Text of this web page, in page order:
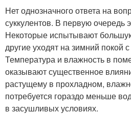
Нет однозначного ответа на
суккулентов. В первую очередь
Некоторые испытывают
другие уходят на зимний
Температура и влажность в
оказывают существенное
растущему в прохладном,
потребуется гораздо меньше
в засушливых условиях.